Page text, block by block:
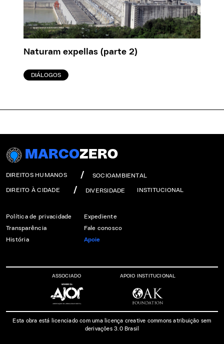
Naturam expellas (parte 2)
DIÁLOGOS
MARCOZERO
DIREITOS HUMANOS SOCIOAMBIENTAL
DIREITO À CIDADE DIVERSIDADE INSTITUCIONAL
Política de privacidade
Transparência
História
Expediente
Fale conosco
Apoie
ASSOCIADO APOIO INSTITUCIONAL
Esta obra está licenciado com uma licença creative commons atribuição sem
derivações 3.0 Brasil